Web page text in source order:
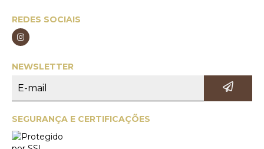
REDES SOCIAIS
NEWSLETTER
SEGURANÇA E CERTIFICAÇÕES